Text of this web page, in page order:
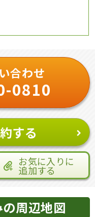
合わせ
0810
する
お気に入りに
追加する
周辺地図